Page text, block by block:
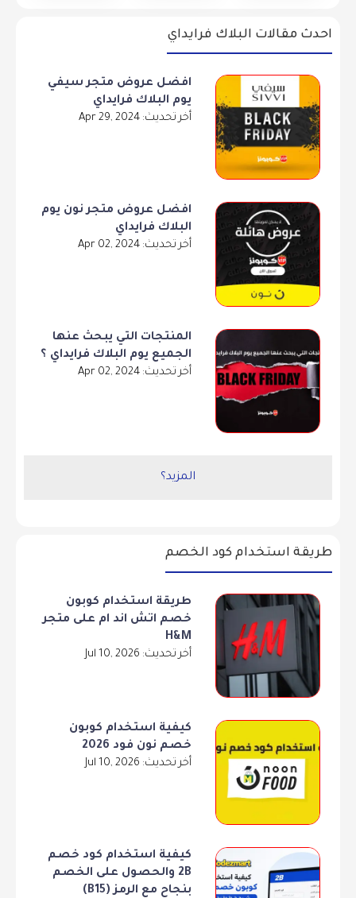
احدث مقالات البلاك فرايداي
افضل عروض متجر سيفي
يوم البلاك فرايداي
أخر تحديث: Apr 29, 2024
افضل عروض متجر نون يوم
البلاك فرايداي
أخر تحديث: Apr 02, 2024
المنتجات التي يبحث عنها
الجميع يوم البلاك فرايداي ؟
أخر تحديث: Apr 02, 2024
المزيد؟
طريقة استخدام كود الخصم
طريقة استخدام كوبون
خصم اتش اند ام على متجر
H&M
أخر تحديث: Jul 10, 2026
كيفية استخدام كوبون
خصم نون فود 2026
أخر تحديث: Jul 10, 2026
كيفية استخدام كود خصم
2B والحصول على الخصم
بنجاح مع الرمز (B15)